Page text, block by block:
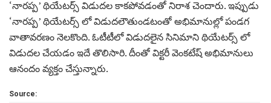
‘నారప్ప’ థియేటర్స్ విడుదల కాకపోవడంతో నిరాశ చెందారు. ఇప్పుడు
‘నారప్ప’ థియేటర్స్ లో విడుదలౌతుండటంతో అభిమానుల్లో పండగ
వాతావరణం నెలకొంది. ఓటీటీలో విడుదలైన సినిమాని థియేటర్స్ లో
విడుదల చేయడం ఇదే తొలిసారి. దీంతో విక్టరీ వెంకటేష్ అభిమానులు
ఆనందం వ్యక్తం చేస్తున్నారు.
Source: